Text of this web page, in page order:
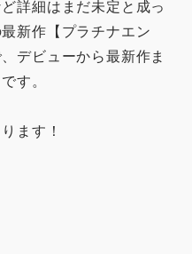
詳細はまだ未定と成っ
新作【プラチナエン
デビューから最新作ま
す。
ます！